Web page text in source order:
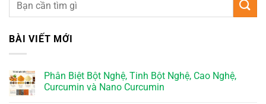
BÀI VIẾT MỚI
Phân Biệt Bột Nghệ, Tinh Bột Nghệ, Cao Nghệ,
Curcumin và Nano Curcumin